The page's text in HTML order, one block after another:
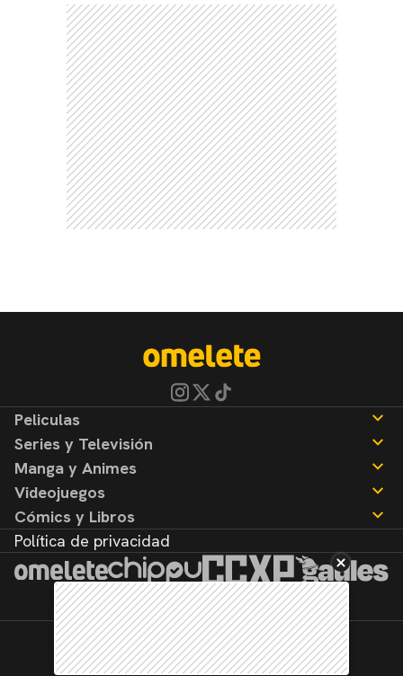
Peliculas
Noticias
Reseñas
Series y Televisión
Noticias
Reseñas
Manga y Animes
Noticias
Reseñas
Videojuegos
Noticias
Reseñas
Cómics y Libros
Noticias
Reseñas
Política de privacidad
©2026. Todos los derechos reservados.